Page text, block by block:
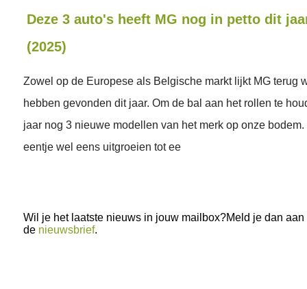
Deze 3 auto's heeft MG nog in petto dit
(2025)
Zowel op de Europese als Belgische markt lijkt MG terug
hebben gevonden dit jaar. Om de bal aan het rollen te
jaar nog 3 nieuwe modellen van het merk op onze
eentje wel eens uitgroeien tot ee
Wil je het laatste nieuws in jouw mailbox?Meld je dan aan
de nieuwsbrief.